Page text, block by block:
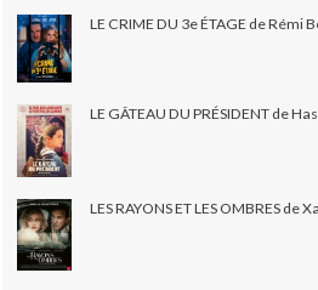
LE CRIME DU 3e ÉTAGE de Rémi
LE GÂTEAU DU PRÉSIDENT de
LES RAYONS ET LES OMBRES de